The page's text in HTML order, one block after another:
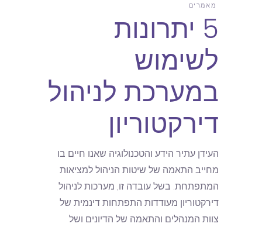
מאמרים
5 יתרונות
לשימוש
במערכת לניהול
דירקטוריון
העידן עתיר הידע והטכנולוגיה שאנו חיים בו
מחייב התאמה של שיטות הניהול למציאות
המתפתחת. בשל עובדה זו, מערכות לניהול
דירקטוריון מעודדות התפתחות דינמית של
צוות המנהלים והתאמה של הדיונים ושל